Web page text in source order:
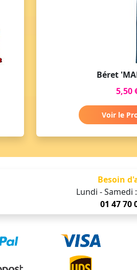
Béret
5,50
Voir le
Besoin
Lundi - Samedi
01 47 70